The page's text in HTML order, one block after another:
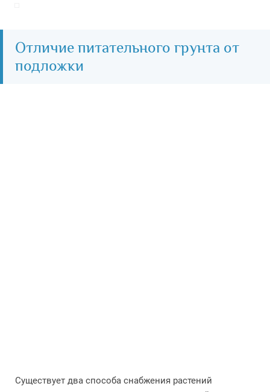
Отличие питательного грунта от
подложки
Существует два способа снабжения растений